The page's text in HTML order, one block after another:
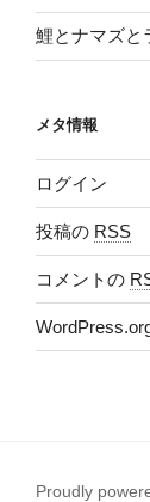
鯉とナマズと
メタ情報
ログイン
投稿の RSS
コメントの
Proudly